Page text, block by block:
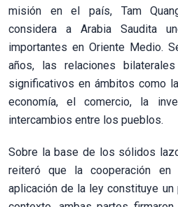
misión en el país, Tam
considera a Arabia Saudita
importantes en Oriente Medio.
años, las relaciones
significativos en ámbitos como
economía, el comercio, la
intercambios entre los pueblos.
Sobre la base de los sólidos
reiteró que la cooperación
aplicación de la ley constituye un